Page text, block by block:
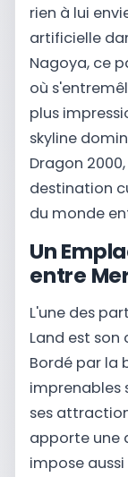
rien à lui
artificielle
Nagoya, ce
où
plus
skyline
Dragon
destination
du monde
Un
entre
L'une des
Land est
Bordé par la
imprenables
ses
apporte une
impose